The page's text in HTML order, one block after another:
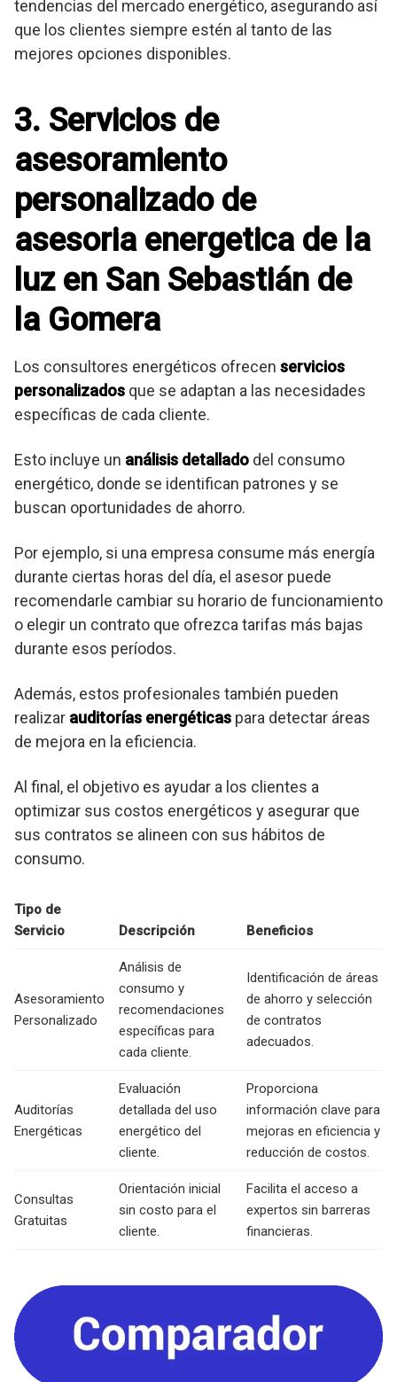
tendencias del mercado energético, asegurando así
que los clientes siempre estén al tanto de las
mejores opciones disponibles.
3. Servicios de
asesoramiento
personalizado de
asesoria energetica de la
luz en San Sebastián de
la Gomera
Los consultores energéticos ofrecen servicios
personalizados que se adaptan a las necesidades
específicas de cada cliente.
Esto incluye un análisis detallado del consumo
energético, donde se identifican patrones y se
buscan oportunidades de ahorro.
Por ejemplo, si una empresa consume más energía
durante ciertas horas del día, el asesor puede
recomendarle cambiar su horario de funcionamiento
o elegir un contrato que ofrezca tarifas más bajas
durante esos períodos.
Además, estos profesionales también pueden
realizar auditorías energéticas para detectar áreas
de mejora en la eficiencia.
Al final, el objetivo es ayudar a los clientes a
optimizar sus costos energéticos y asegurar que
sus contratos se alineen con sus hábitos de
consumo.
Tipo de
Servicio
Descripción Beneficios
Asesoramiento
Personalizado
Análisis de
consumo y
recomendaciones
específicas para
cada cliente.
Identificación de áreas
de ahorro y selección
de contratos
adecuados.
Auditorías
Energéticas
Evaluación
detallada del uso
energético del
cliente.
Proporciona
información clave para
mejoras en eficiencia y
reducción de costos.
Consultas
Gratuitas
Orientación inicial
sin costo para el
cliente.
Facilita el acceso a
expertos sin barreras
financieras.